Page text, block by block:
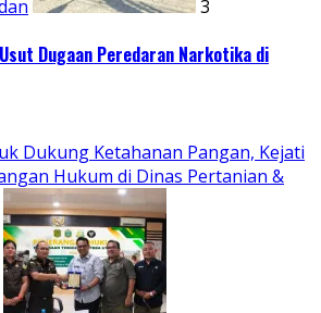
3
Dugaan Peredaran Narkotika di
Dukung Ketahanan Pangan, Kejati
Hukum di Dinas Pertanian &